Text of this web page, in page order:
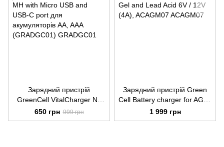
Зарядний пристрій
GreenCell VitalCharger Ni-
MH with Micro USB and
USB-C port для
650 грн 999 грн
Зарядний пристрій Green
Cell Battery charger for AGM,
Gel and Lead Acid 6V / 12V
(4A), ACAGM07
1 999 грн